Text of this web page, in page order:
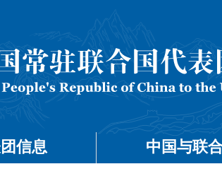
信息 中国与联